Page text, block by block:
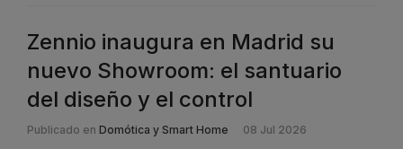
Zennio inaugura en Madrid su
nuevo Showroom: el santuario
del diseño y el control
Publicado en Domótica y Smart Home 08 Jul 2026